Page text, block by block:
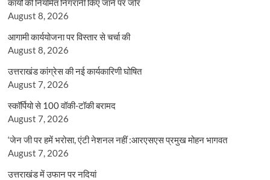
August 8, 2026
आगामी कार्ययोजना पर विस्तार से चर्चा की
August 8, 2026
उत्तराखंड कांग्रेस की नई कार्यकारिणी घोषित
August 7, 2026
स्कॉर्पियो से 100 वॉकी-टॉकी बरामद
August 7, 2026
‘जेन जी पर हमें भरोसा, एंटी नेशनल नहीं :आरएसएस प्रमुख मोहन भागवत
August 7, 2026
उत्तराखंड में उफान पर नदियां